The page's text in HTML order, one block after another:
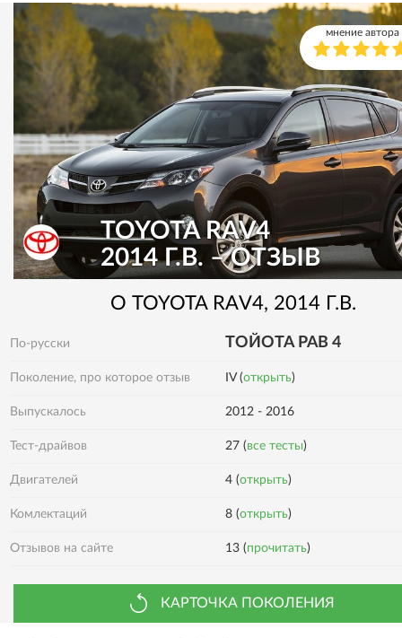
TOYOTA RAV4
2014 Г.В. – ОТЗЫВ
мнение автора
О TOYOTA RAV4, 2014 Г.В.
По-русски ТОЙОТА РАВ 4
Поколение, про которое отзыв IV (открыть)
Выпускалось 2012 - 2016
Тест-драйвов 27 (все тесты)
Двигателей 4 (открыть)
Комлектаций 8 (открыть)
Отзывов на сайте 13 (прочитать)
КАРТОЧКА ПОКОЛЕНИЯ